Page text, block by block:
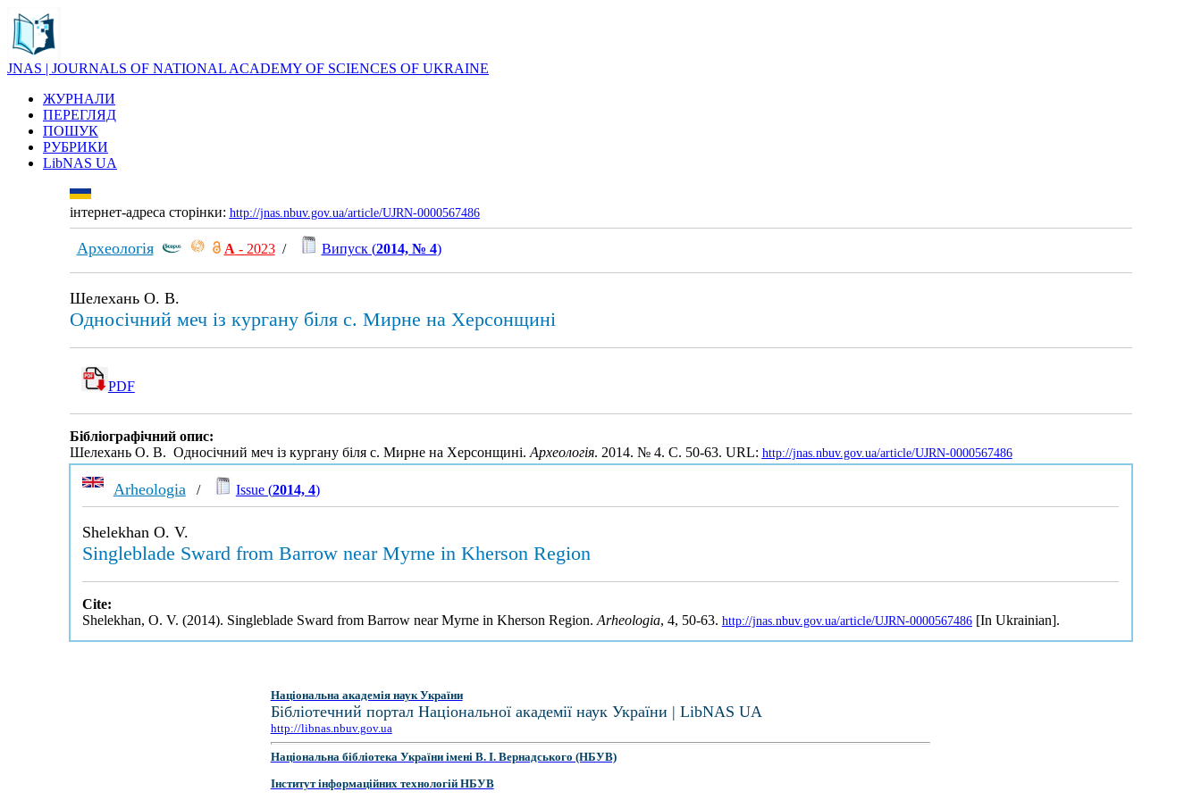
JNAS | JOURNALS OF NATIONAL ACADEMY OF SCIENCES OF UKRAINE
ЖУРНАЛИ
ПЕРЕГЛЯД
ПОШУК
РУБРИКИ
LibNAS UA
інтернет-адреса сторінки: http://jnas.nbuv.gov.ua/article/UJRN-0000567486
Археологія А - 2023/ Випуск (2014, № 4)
Шелехань О. В.
Односічний меч із кургану біля с. Мирне на Херсонщині
PDF
Бібліографічний опис:
Шелехань О. В. Односічний меч із кургану біля с. Мирне на Херсонщині.Археологія. 2014. № 4. С. 50-63. URL: http://jnas.nbuv.gov.ua/article/UJRN-0000567486
Arheologia / Issue (2014, 4)
Shelekhan O. V.
Single­blade Sward from Barrow near Myrne in Kherson Region
Cite:
Shelekhan, O. V. (2014). Single­blade Sward from Barrow near Myrne in Kherson Region. Arheologia, 4, 50-63. http://jnas.nbuv.gov.ua/article/UJRN-0000567486[In Ukrainian].
Національна академія наук України
Бібліотечний портал Національної академії наук України | LibNAS UA
http://libnas.nbuv.gov.ua
Національна бібліотека України імені В. І. Вернадського (НБУВ)
Інститут інформаційних технологій НБУВ